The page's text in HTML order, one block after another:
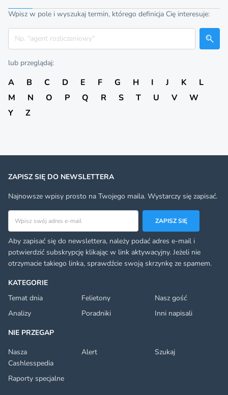
Wpisz w pole i wyszukaj termin, którego definicja Cię interesuje:
Szukaj
lub przeglądaj:
A B C D E F G H I J K
L
M
N O P Q R S T U V
W
Y
Z
KATEGORIE
Temat dnia
Felietony
Nasz gość
Analizy
Poradniki
Inni napisali
NIE PRZEGAP
Nasza
Cashlesspedia
Alert Szukaj
Raporty specjalne
ZAPISZ SIĘ DO NEWSLETTERA
Najnowsze wpisy prosto na Twojego maila. Wystarczy się zapisać.
Adres email
ZAPISZ SIĘ
Aby zapisać się do newslettera, należy podać adres e-mail i
potwierdzić subskrypcję klikając w link aktywacyjny. Jeżeli nie
otrzymacie takiego linka, sprawdźcie swoją skrzynkę ze spamem.